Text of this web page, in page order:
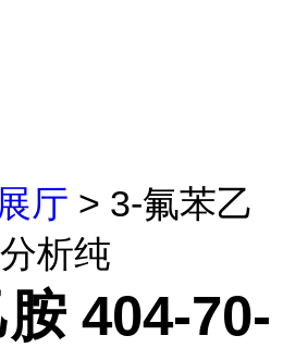
厅 > 3-氟苯乙
析纯
404-70-